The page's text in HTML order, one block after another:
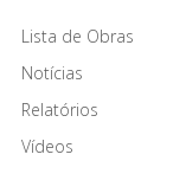
Lista de Obras
Notícias
Relatórios
Vídeos